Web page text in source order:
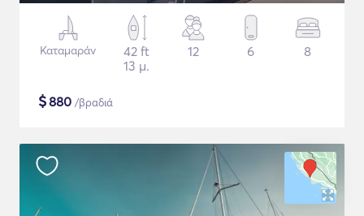
Καταμαράν
42 ft
13 μ.
12 6 8
$880 /βραδιά